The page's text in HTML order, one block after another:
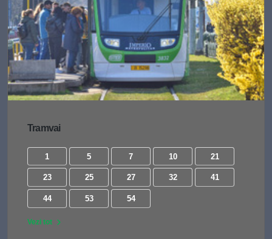
Tramvai
1 5 7 10 21
23 25 27 32 41
44 53 54
Vezi tot